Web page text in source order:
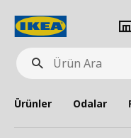
Ürün
Ara
Ürünler Odalar